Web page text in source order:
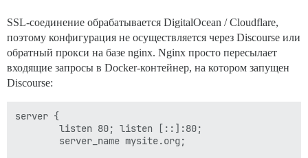
SSL-соединение обрабатывается DigitalOcean / Cloudflare,
поэтому конфигурация не осуществляется через Discourse или
обратный прокси на базе nginx. Nginx просто пересылает
входящие запросы в Docker-контейнер, на котором запущен
Discourse:
server {
        listen 80; listen [::]:80;
        server_name mysite.org;